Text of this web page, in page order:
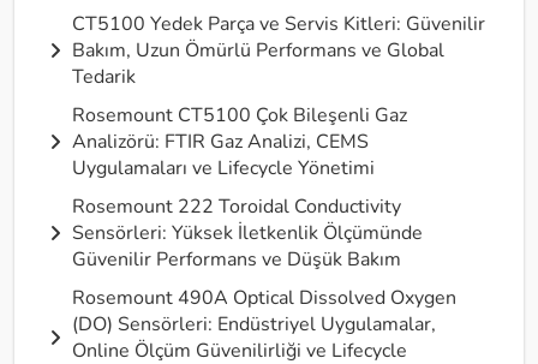
CT5100 Yedek Parça ve Servis Kitleri: Güvenilir
Bakım, Uzun Ömürlü Performans ve Global
Tedarik
Rosemount CT5100 Çok Bileşenli Gaz
Analizörü: FTIR Gaz Analizi, CEMS
Uygulamaları ve Lifecycle Yönetimi
Rosemount 222 Toroidal Conductivity
Sensörleri: Yüksek İletkenlik Ölçümünde
Güvenilir Performans ve Düşük Bakım
Rosemount 490A Optical Dissolved Oxygen
(DO) Sensörleri: Endüstriyel Uygulamalar,
Online Ölçüm Güvenilirliği ve Lifecycle